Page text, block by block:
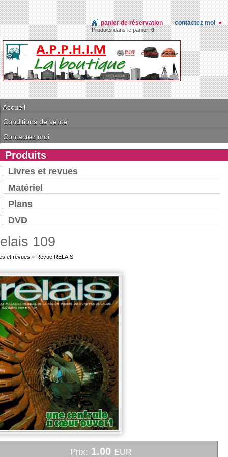
panier de réservation
Produits dans le panier:0
contactez moi
Accueil
Conditions de vente
Contactez moi
Produits
Livres et revues
Matériel
Plans
DVD
109
et revues » Revue RELAIS
Prix: 1.00 EUR